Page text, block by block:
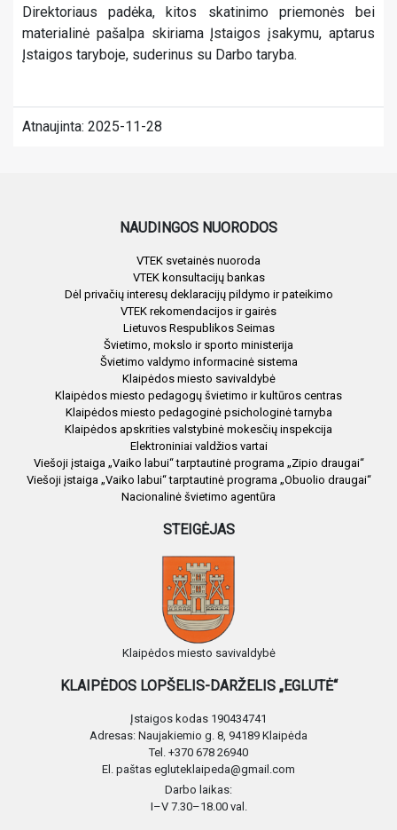
Direktoriaus padėka, kitos skatinimo priemonės bei
materialinė pašalpa skiriama Įstaigos įsakymu, aptarus
Įstaigos taryboje, suderinus su Darbo taryba.
Atnaujinta: 2025-11-28
NAUDINGOS NUORODOS
VTEK svetainės nuoroda
VTEK konsultacijų bankas
Dėl privačių interesų deklaracijų pildymo ir pateikimo
VTEK rekomendacijos ir gairės
Lietuvos Respublikos Seimas
Švietimo, mokslo ir sporto ministerija
Švietimo valdymo informacinė sistema
Klaipėdos miesto savivaldybė
Klaipėdos miesto pedagogų švietimo ir kultūros centras
Klaipėdos miesto pedagoginė psichologinė tarnyba
Klaipėdos apskrities valstybinė mokesčių inspekcija
Elektroniniai valdžios vartai
Viešoji įstaiga „Vaiko labui“ tarptautinė programa „Zipio draugai“
Viešoji įstaiga „Vaiko labui“ tarptautinė programa „Obuolio draugai“
Nacionalinė švietimo agentūra
STEIGĖJAS
Klaipėdos miesto savivaldybė
KLAIPĖDOS LOPŠELIS-DARŽELIS „EGLUTĖ“
Įstaigos kodas 190434741
Adresas: Naujakiemio g. 8, 94189 Klaipėda
Tel. +370 678 26940
El. paštas egluteklaipeda@gmail.com
Darbo laikas:
I–V 7.30–18.00 val.